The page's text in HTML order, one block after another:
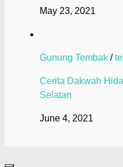
May 23, 2021
Gunung Tembak /
Cerita Dakwah
Selatan
June 4, 2021